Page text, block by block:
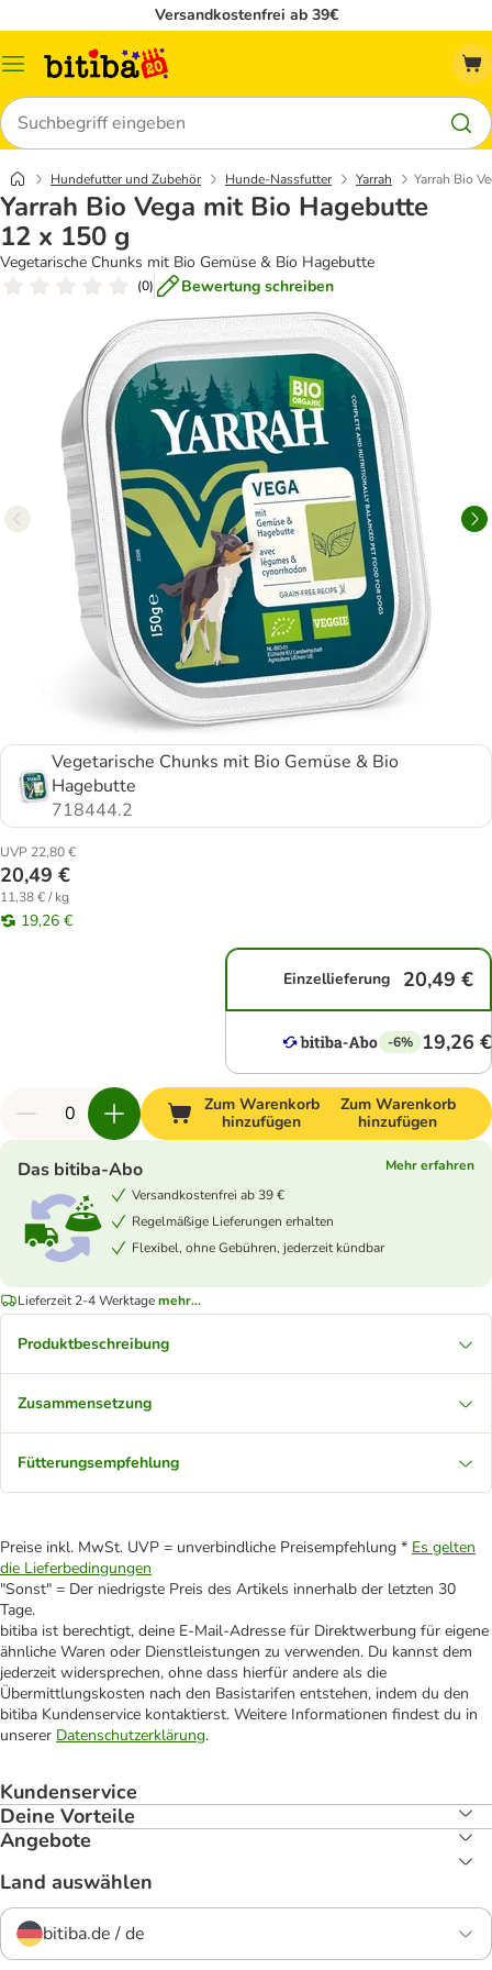
Versandkostenfrei ab 39€
Menü
Suchen
Hundefutter und Zubehör Hunde-Nassfutter Yarrah Yarrah Bio
Yarrah Bio Vega mit Bio Hagebutte
12 x 150 g
Vegetarische Chunks mit Bio Gemüse & Bio Hagebutte
(0) Bewertung schreiben
Vegetarische Chunks mit Bio Gemüse & Bio
Hagebutte
718444.2
UVP 22,80 €
20,49 €
11,38 € / kg
19,26 €
Einzellieferung 20,49 €
-6% 19,26 €
Zum Warenkorb
hinzufügen
Zum Warenkorb
hinzufügen
Das bitiba-Abo
Mehr erfahren
Versandkostenfrei ab 39 €
Regelmäßige Lieferungen erhalten
Flexibel, ohne Gebühren, jederzeit kündbar
Lieferzeit 2-4 Werktagemehr...
Produktbeschreibung
Zusammensetzung
Fütterungsempfehlung
Preise inkl. MwSt. UVP = unverbindliche Preisempfehlung * Es gelten
die Lieferbedingungen
"Sonst" = Der niedrigste Preis des Artikels innerhalb der letzten 30
Tage.
bitiba ist berechtigt, deine E-Mail-Adresse für Direktwerbung für eigene
ähnliche Waren oder Dienstleistungen zu verwenden. Du kannst dem
jederzeit widersprechen, ohne dass hierfür andere als die
Übermittlungskosten nach den Basistarifen entstehen, indem du den
bitiba Kundenservice kontaktierst. Weitere Informationen findest du in
unserer Datenschutzerklärung.
Kundenservice
Deine Vorteile
Angebote
Land auswählen
bitiba.de / de